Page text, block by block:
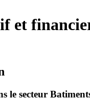
et
le secteur